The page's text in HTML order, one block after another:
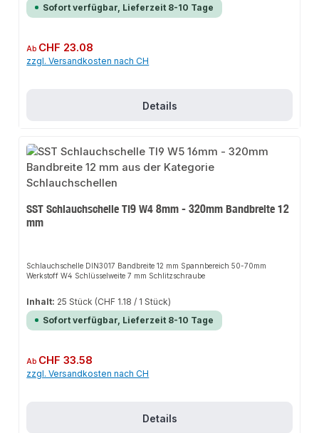
Sofort verfügbar, Lieferzeit 8-10 Tage
Regulärer Preis:
Ab CHF 23.08
zzgl. Versandkosten nach CH
Details
SST Schlauchschelle TI9 W4 8mm - 320mm Bandbreite 12
mm
Schlauchschelle DIN3017 Bandbreite 12 mm Spannbereich 50-70mm
Werkstoff W4 Schlüsselweite 7 mm Schlitzschraube
Inhalt: 25 Stück (CHF 1.18 / 1 Stück)
Sofort verfügbar, Lieferzeit 8-10 Tage
Regulärer Preis:
Ab CHF 33.58
zzgl. Versandkosten nach CH
Details